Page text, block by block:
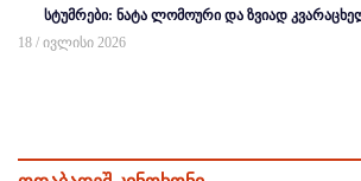
სტუმრები: ნატა ლომოური და ზვიად
18 / ივლისი 2026